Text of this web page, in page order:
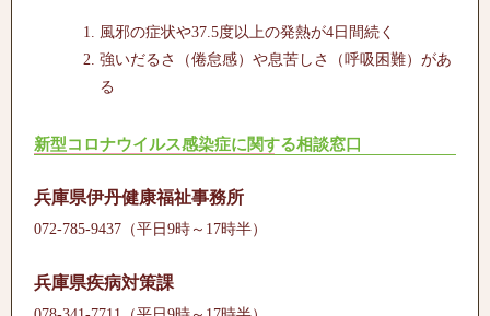
風邪の症状や37.5度以上の発熱が4日間続く
強いだるさ（倦怠感）や息苦しさ（呼吸困難）があ
る
新型コロナウイルス感染症に関する相談窓口
兵庫県伊丹健康福祉事務所
072-785-9437（平日9時～17時半）
兵庫県疾病対策課